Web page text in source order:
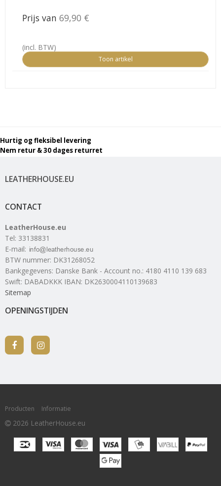
Prijs van 69,90 €
(incl. BTW)
Toon artikel
LEATHERHOUSE.EU
CONTACT
LeatherHouse.eu
Tel: 33138831
E-mail:
BTW nummer: DK31268052
Bankgegevens: Danske Bank - Account no.: 4180 4110 139 683
Swift: DABADKKK IBAN: DK2630004110139683
Sitemap
OPENINGSTIJDEN
Producten Informatie
2026 LeatherHouse.eu
Hurtig og fleksibel levering
Nem retur & 30 dages returret